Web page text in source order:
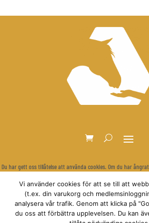
Du har gett oss tillåtelse att använda cookies. Om du har
Återkalla samtycke
Vi använder cookies för att se till att
(t.ex. din varukorg och
analysera vår trafik. Genom att klicka på
du oss att förbättra upplevelsen. Du kan